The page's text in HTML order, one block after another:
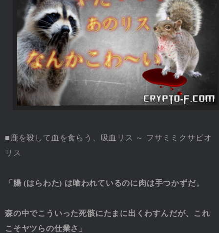
■鹿を殺して血を食らう、吸血リス ～ フサミミクサビオ
リス
「腸 (はらわた) は喰われているのに肉は手つかずだ。
森の中でこういった死骸にたまに出くわすんだが、これ
こそヤツらの仕業さ」